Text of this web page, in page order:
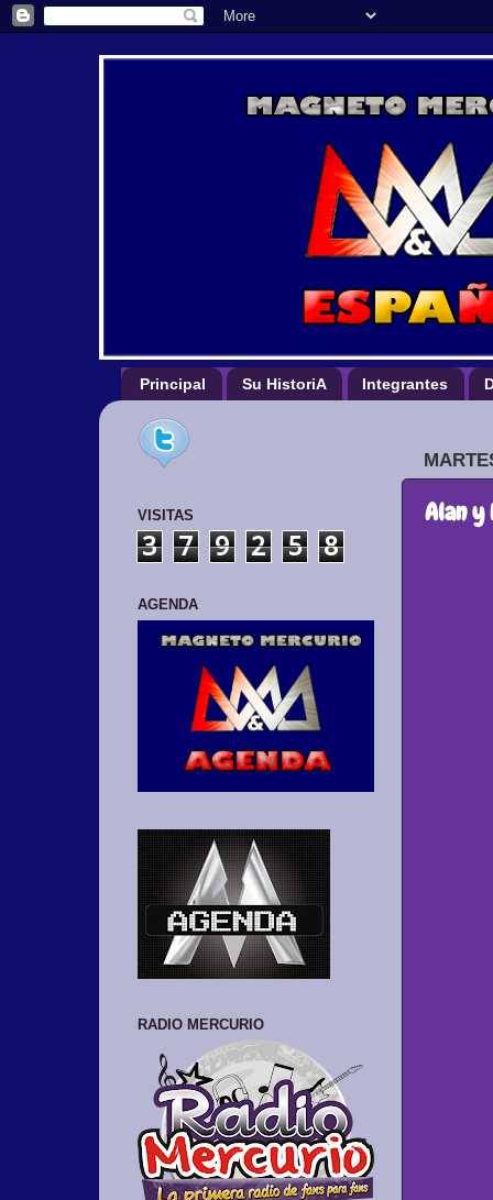
Principal Su HistoriA Integrantes
Alan y
VISITAS
3 7 9 2 5 8
AGENDA
RADIO MERCURIO